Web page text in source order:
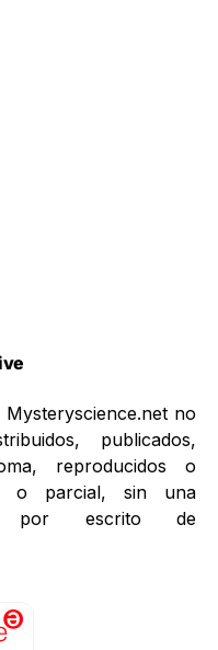
no
publicados,
reproducidos o
o parcial, sin una
por escrito de